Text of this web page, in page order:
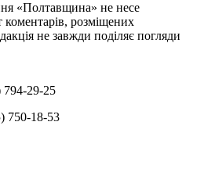
«Полтавщина» не несе
коментарів, розміщених
не завжди поділяє погляди
794-29-25
750-18-53